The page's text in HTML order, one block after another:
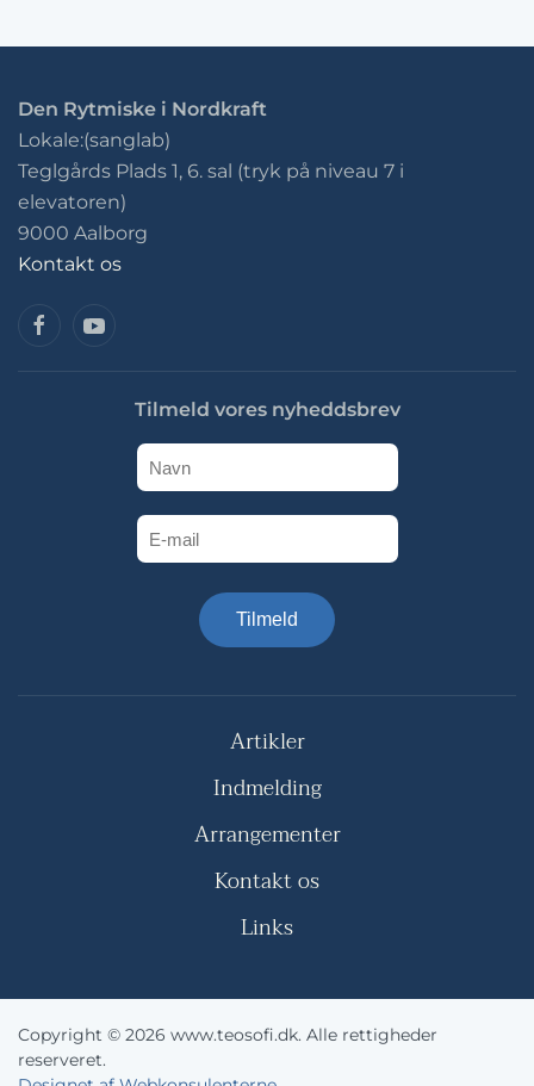
Den Rytmiske i Nordkraft
Lokale:(sanglab)
Teglgårds Plads 1, 6. sal (tryk på niveau 7 i
elevatoren)
9000 Aalborg
Kontakt os
Tilmeld vores nyheddsbrev
Tilmeld
Artikler
Indmelding
Arrangementer
Kontakt os
Links
Copyright © 2026 www.teosofi.dk. Alle rettigheder
reserveret.